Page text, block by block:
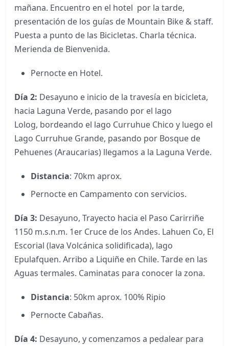
mañana. Encuentro en el hotel por la tarde,
presentación de los guías de Mountain Bike & staff.
Puesta a punto de las Bicicletas. Charla técnica.
Merienda de Bienvenida.
Pernocte en Hotel.
Día 2: Desayuno e inicio de la travesía en bicicleta,
hacia Laguna Verde, pasando por el lago
Lolog, bordeando el lago Curruhue Chico y luego el
Lago Curruhue Grande, pasando por Bosque de
Pehuenes (Araucarias) llegamos a la Laguna Verde.
Distancia: 70km aprox.
Pernocte en Campamento con servicios.
Día 3: Desayuno, Trayecto hacia el Paso Carirriñe
1150 m.s.n.m. 1er Cruce de los Andes. Lahuen Co, El
Escorial (lava Volcánica solidificada), lago
Epulafquen. Arribo a Liquiñe en Chile. Tarde en las
Aguas termales. Caminatas para conocer la zona.
Distancia: 50km aprox. 100% Ripio
Pernocte Cabañas.
Día 4: Desayuno, y comenzamos a pedalear para